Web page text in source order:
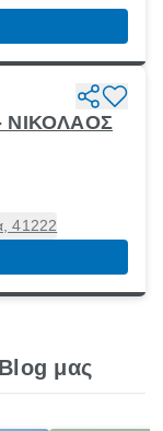
ΝΙΚΟΛΑΟΣ
41222
μας